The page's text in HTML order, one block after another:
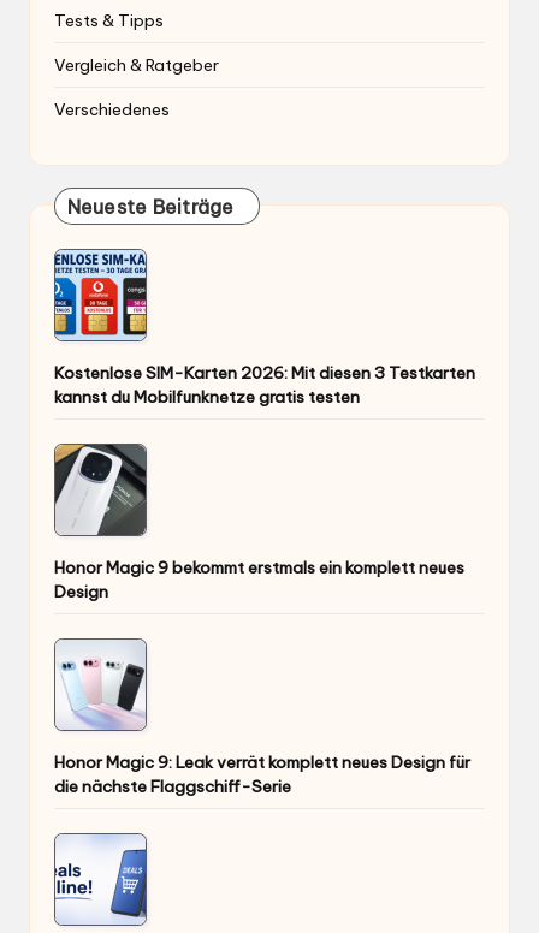
Tests & Tipps
Vergleich & Ratgeber
Verschiedenes
Neueste Beiträge
Kostenlose SIM-Karten 2026: Mit diesen 3 Testkarten
kannst du Mobilfunknetze gratis testen
Honor Magic 9 bekommt erstmals ein komplett neues
Design
Honor Magic 9: Leak verrät komplett neues Design für
die nächste Flaggschiff-Serie